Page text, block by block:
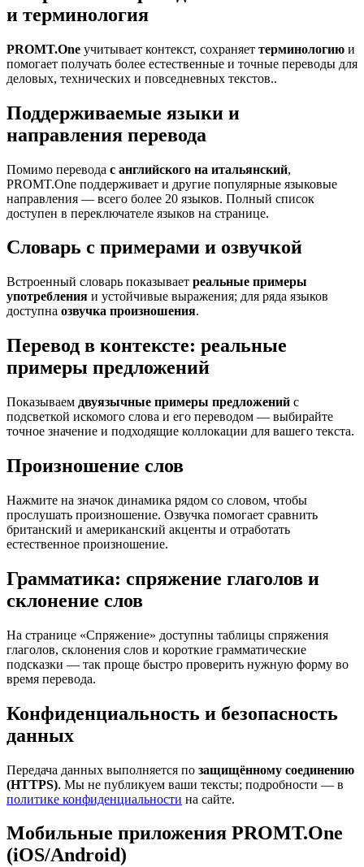
и терминология
PROMT.One учитывает контекст, сохраняет терминологию и
помогает получать более естественные и точные переводы для
деловых, технических и повседневных текстов..
Поддерживаемые языки и
направления перевода
Помимо перевода с английского на итальянский,
PROMT.One поддерживает и другие популярные языковые
направления — всего более 20 языков. Полный список
доступен в переключателе языков на странице.
Словарь с примерами и озвучкой
Встроенный словарь показывает реальные примеры
употребления и устойчивые выражения; для ряда языков
доступна озвучка произношения.
Перевод в контексте: реальные
примеры предложений
Показываем двуязычные примеры предложений с
подсветкой искомого слова и его переводом — выбирайте
точное значение и подходящие коллокации для вашего текста.
Произношение слов
Нажмите на значок динамика рядом со словом, чтобы
прослушать произношение. Озвучка помогает сравнить
британский и американский акценты и отработать
естественное произношение.
Грамматика: спряжение глаголов и
склонение слов
На странице «Спряжение» доступны таблицы спряжения
глаголов, склонения слов и короткие грамматические
подсказки — так проще быстро проверить нужную форму во
время перевода.
Конфиденциальность и безопасность
данных
Передача данных выполняется по защищённому соединению
(HTTPS). Мы не публикуем ваши тексты; подробности — в
политике конфиденциальности на сайте.
Мобильные приложения PROMT.One
(iOS/Android)